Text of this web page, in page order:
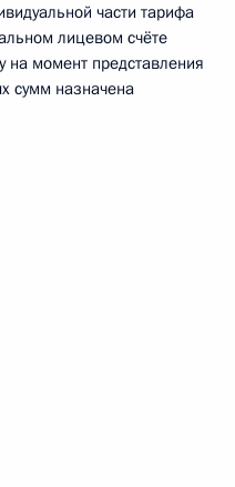
части тарифа
лицевом счёте
на момент представления
сумм назначена